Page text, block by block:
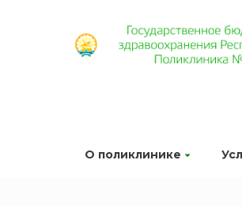
О поликлинике